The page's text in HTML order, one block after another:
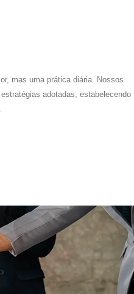
mas uma prática diária. Nossos
adotadas, estabelecendo